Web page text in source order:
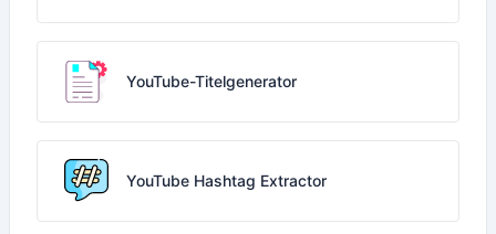
YouTube-Titelgenerator
YouTube Hashtag Extractor